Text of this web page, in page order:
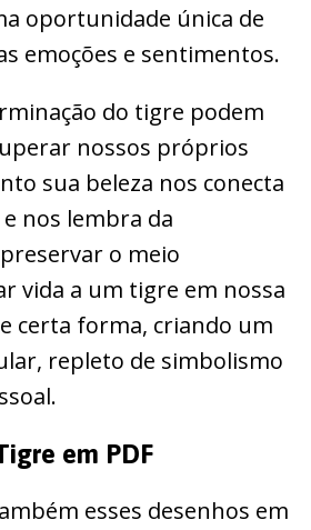
oportunidade única de
emoções e sentimentos.
do tigre podem
nossos próprios
sua beleza nos conecta
nos lembra da
o meio
vida a um tigre em nossa
certa forma, criando um
repleto de simbolismo
em PDF
esses desenhos em